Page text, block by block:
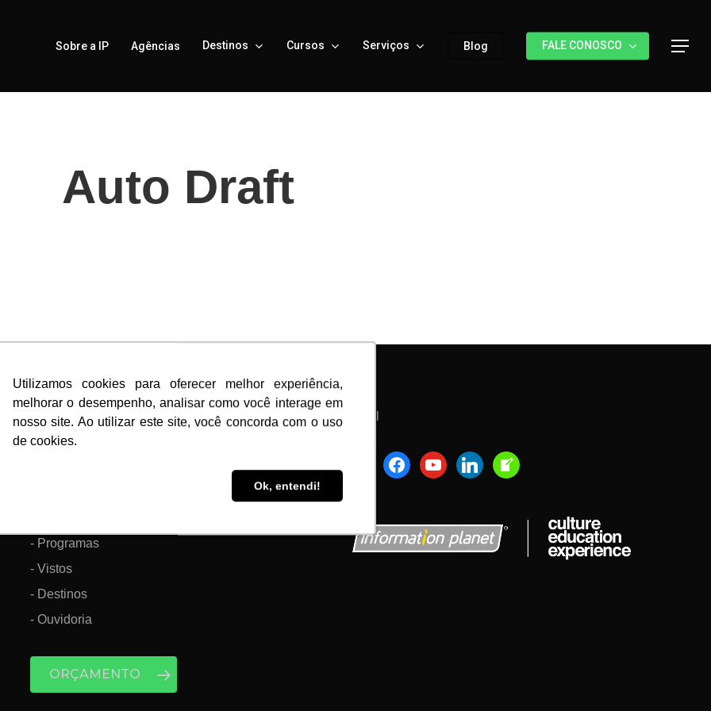
Utilizamos cookies para oferecer melhor experiência,
melhorar o desempenho, analisar como você interage em
nosso site. Ao utilizar este site, você concorda com o uso
de cookies.
Ok, entendi!
Utilizamos cookies para oferecer melhor experiência,
melhorar o desempenho, analisar como você interage em
nosso site. Ao utilizar este site, você concorda com o uso
de cookies.
Ok, entendi!
Sobre a IP Agências Destinos Cursos Serviços Blog FALE CONOSCO Menu
Auto Draft
- Calculadora do intercâmbio
- Bora Austrália
- Programas
- Vistos
- Destinos
- Ouvidoria
ORÇAMENTO
instagramfacebookyoutubelinkedinwelcome-